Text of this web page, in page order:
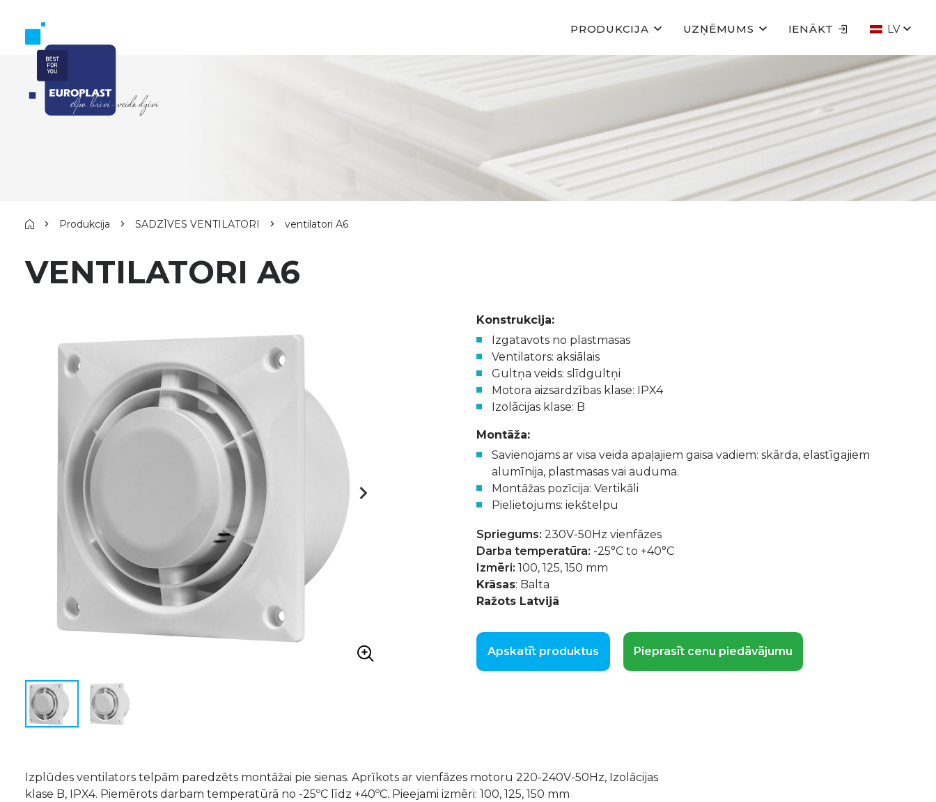
PRODUKCIJA UZŅĒMUMS IENĀKT LV
Produkcija SADZĪVES VENTILATORI ventilatori A6
VENTILATORI A6
Konstrukcija:
Izgatavots no plastmasas
Ventilators: aksiālais
Gultņa veids: slīdgultņi
Motora aizsardzības klase: IPX4
Izolācijas klase: B
Montāža:
Savienojams ar visa veida apaļajiem gaisa vadiem: skārda, elastīgajiem
alumīnija, plastmasas vai auduma.
Montāžas pozīcija: Vertikāli
Pielietojums: iekštelpu
Spriegums: 230V-50Hz vienfāzes
Darba temperatūra: -25°C to +40°C
Izmēri: 100, 125, 150 mm
Krāsas: Balta
Ražots Latvijā
Apskatīt produktus Pieprasīt cenu piedāvājumu
Izplūdes ventilators telpām paredzēts montāžai pie sienas. Aprīkots ar vienfāzes motoru 220-240V-50Hz, Izolācijas
klase B, IPX4. Piemērots darbam temperatūrā no -25ºC līdz +40ºC. Pieejami izmēri: 100, 125, 150 mm